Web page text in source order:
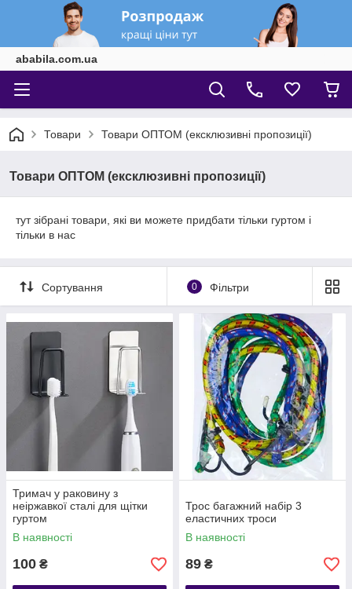
ababila.com.ua
Товари Товари ОПТОМ (ексклюзивні пропозиції)
Товари ОПТОМ (ексклюзивні пропозиції)
тут зібрані товари, які ви можете придбати тільки гуртом і
тільки в нас
Сортування 0 Фільтри
Тримач у раковину з
неіржавкої сталі для щітки
гуртом
В наявності
100 ₴
Трос багажний набір 3
еластичних троси
В наявності
89 ₴